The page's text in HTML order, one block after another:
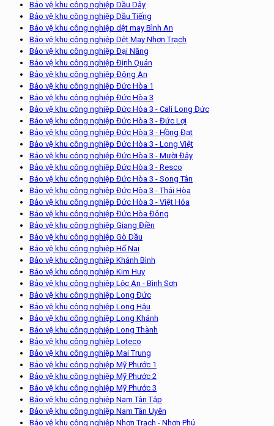
Bảo vệ khu công nghiệp Dầu Dây
Bảo vệ khu công nghiệp Dầu Tiếng
Bảo vệ khu công nghiệp dệt may Bình An
Bảo vệ khu công nghiệp Dệt May Nhơn Trạch
Bảo vệ khu công nghiệp Đại Năng
Bảo vệ khu công nghiệp Định Quán
Bảo vệ khu công nghiệp Đông An
Bảo vệ khu công nghiệp Đức Hòa 1
Bảo vệ khu công nghiệp Đức Hòa 3
Bảo vệ khu công nghiệp Đức Hòa 3 - Cali Long Đức
Bảo vệ khu công nghiệp Đức Hòa 3 - Đức Lợi
Bảo vệ khu công nghiệp Đức Hòa 3 - Hồng Đạt
Bảo vệ khu công nghiệp Đức Hòa 3 - Long Việt
Bảo vệ khu công nghiệp Đức Hòa 3 - Mười Đây
Bảo vệ khu công nghiệp Đức Hòa 3 - Resco
Bảo vệ khu công nghiệp Đức Hòa 3 - Song Tân
Bảo vệ khu công nghiệp Đức Hòa 3 - Thái Hòa
Bảo vệ khu công nghiệp Đức Hòa 3 - Việt Hóa
Bảo vệ khu công nghiệp Đức Hòa Đông
Bảo vệ khu công nghiệp Giang Điền
Bảo vệ khu công nghiệp Gò Dầu
Bảo vệ khu công nghiệp Hố Nai
Bảo vệ khu công nghiệp Khánh Bình
Bảo vệ khu công nghiệp Kim Huy
Bảo vệ khu công nghiệp Lộc An - Bình Sơn
Bảo vệ khu công nghiệp Long Đức
Bảo vệ khu công nghiệp Long Hậu
Bảo vệ khu công nghiệp Long Khánh
Bảo vệ khu công nghiệp Long Thành
Bảo vệ khu công nghiệp Loteco
Bảo vệ khu công nghiệp Mai Trung
Bảo vệ khu công nghiệp Mỹ Phước 1
Bảo vệ khu công nghiệp Mỹ Phước 2
Bảo vệ khu công nghiệp Mỹ Phước 3
Bảo vệ khu công nghiệp Nam Tân Tập
Bảo vệ khu công nghiệp Nam Tân Uyên
Bảo vệ khu công nghiệp Nhơn Trạch - Nhơn Phú